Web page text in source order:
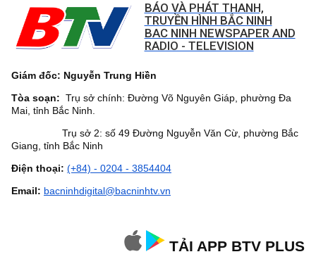
BÁO VÀ PHÁT THANH,
TRUYỀN HÌNH BẮC NINH
BAC NINH NEWSPAPER AND
RADIO - TELEVISION
Giám đốc: Nguyễn Trung Hiền
Tòa soạn: Trụ sở chính: Đường Võ Nguyên Giáp, phường Đa
Mai, tỉnh Bắc Ninh.
Trụ sở 2: số 49 Đường Nguyễn Văn Cừ, phường Bắc
Giang, tỉnh Bắc Ninh
Điện thoại: (+84) - 0204 - 3854404
Email: bacninhdigital@bacninhtv.vn
TẢI APP BTV PLUS